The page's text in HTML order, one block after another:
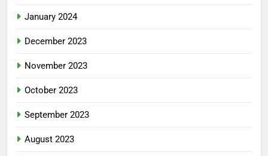
January 2024
December 2023
November 2023
October 2023
September 2023
August 2023